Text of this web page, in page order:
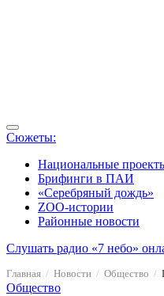
Сюжеты:
Национальные
Брифинги в ПАИ
«Серебряный дождь»
ZOO-истории
Районные новости
Слушать радио «7 небо»
Главная Новости Общество
Общество